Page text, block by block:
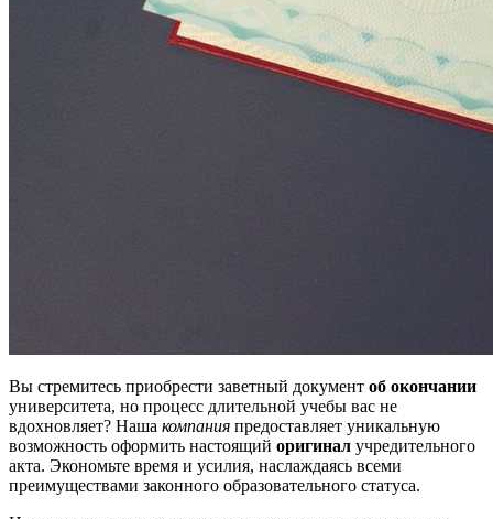
Вы стремитесь приобрести заветный документ об окончании
университета, но процесс длительной учебы вас не
вдохновляет? Наша компания предоставляет уникальную
возможность оформить настоящий оригинал учредительного
акта. Экономьте время и усилия, наслаждаясь всеми
преимуществами законного образовательного статуса.